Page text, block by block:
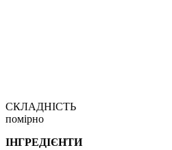
СКЛАДНІСТЬ
помірно
ІНГРЕДІЄНТИ